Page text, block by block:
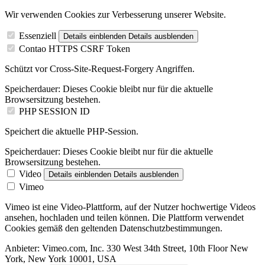
Wir verwenden Cookies zur Verbesserung unserer Website.
Essenziell Details einblenden Details ausblenden
Contao HTTPS CSRF Token
Schützt vor Cross-Site-Request-Forgery Angriffen.
Speicherdauer: Dieses Cookie bleibt nur für die aktuelle
Browsersitzung bestehen.
PHP SESSION ID
Speichert die aktuelle PHP-Session.
Speicherdauer: Dieses Cookie bleibt nur für die aktuelle
Browsersitzung bestehen.
Video
Details einblenden Details ausblenden
Vimeo
Vimeo ist eine Video-Plattform, auf der Nutzer hochwertige Videos
ansehen, hochladen und teilen können. Die Plattform verwendet
Cookies gemäß den geltenden Datenschutzbestimmungen.
Anbieter: Vimeo.com, Inc. 330 West 34th Street, 10th Floor New
York, New York 10001, USA